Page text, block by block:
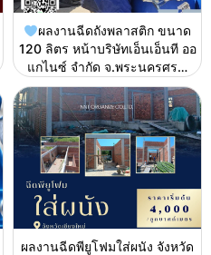
ผลงานฉีดถังพลาสติก ขนาด
120 ลิตร หน้าบริษัทเอ็นเอ็นที ออ
แกไนซ์ จำกัด จ.พระนครศร…
ผลงานฉีดพียูโฟมใส่ผนัง จังหวัด